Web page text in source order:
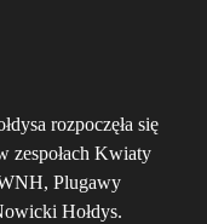
rozpoczęła się
zespołach Kwiaty
Plugawy
Hołdys.